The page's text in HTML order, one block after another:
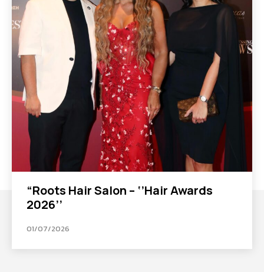
“Roots Hair Salon – ‘’Hair Awards
2026’’
01/07/2026